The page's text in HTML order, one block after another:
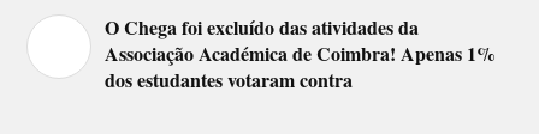
O Chega foi excluído das atividades da
Associação Académica de Coimbra! Apenas 1%
dos estudantes votaram contra